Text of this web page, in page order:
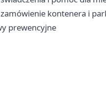
zamówienie kontenera i
prewencyjne